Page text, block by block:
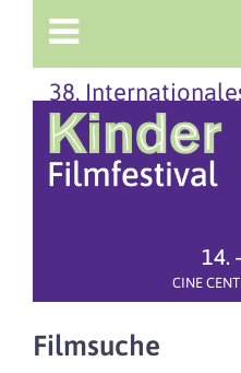
38.
14.
CINE
Filmsuche